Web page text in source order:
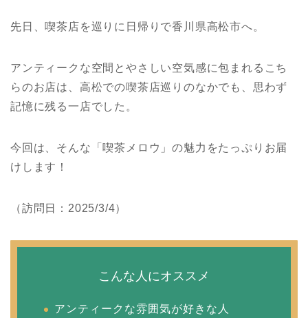
先日、喫茶店を巡りに日帰りで香川県高松市へ。
アンティークな空間とやさしい空気感に包まれるこち
らのお店は、高松での喫茶店巡りのなかでも、思わず
記憶に残る一店でした。
今回は、そんな「喫茶メロウ」の魅力をたっぷりお届
けします！
（訪問日：2025/3/4）
こんな人にオススメ
アンティークな雰囲気が好きな人